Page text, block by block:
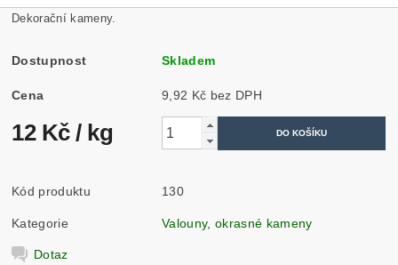
Dekorační kameny.
Dostupnost Skladem
Cena 9,92 Kč bez DPH
12 Kč/ kg
Kód produktu 130
Kategorie Valouny, okrasné kameny
Dotaz